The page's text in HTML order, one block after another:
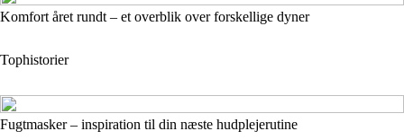
Komfort året rundt – et overblik over forskellige dyner
Tophistorier
Fugtmasker – inspiration til din næste hudplejerutine